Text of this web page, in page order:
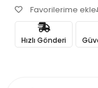
Favorilerime ekle
Hızlı Gönderi